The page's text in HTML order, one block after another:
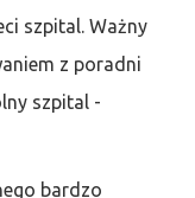
szpital. Ważny
z poradni
szpital -
bardzo